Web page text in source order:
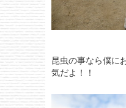
昆虫の事なら僕に
気だよ！！